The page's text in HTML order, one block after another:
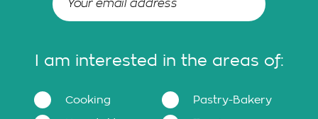
I am interested in the areas of:
Cooking Pastry-Bakery